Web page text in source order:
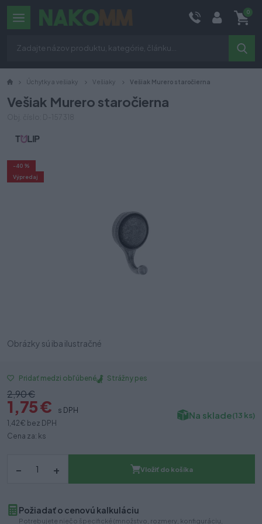
0
Úchytky a vešiaky Vešiaky Vešiak Murero staročierna
Vešiak Murero staročierna
-40 %
Výpredaj
Obrázky sú iba ilustračné
Pridať medzi obľúbené Strážny pes
2,90 €
1,75 €
s DPH
1,42 € bez DPH
Cena za: ks
Na sklade(13 ks)
– + Vložiť do košíka
Požiadať o cenovú kalkuláciu
Potrebujete niečo špecifické (množstvo, rozmery, konfiguráciu,